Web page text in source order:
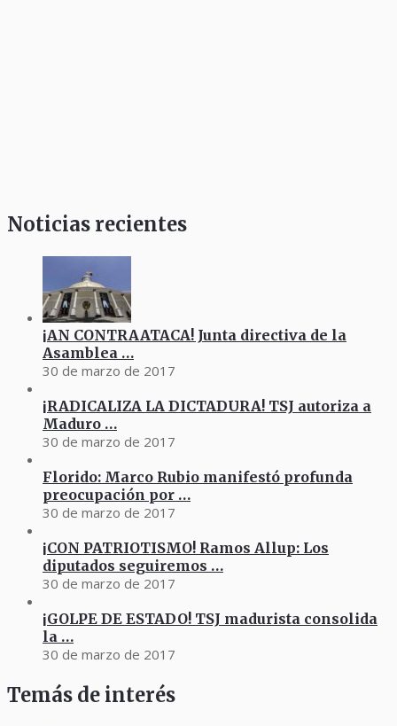
Noticias recientes
¡AN CONTRAATACA! Junta directiva de la
Asamblea …
30 de marzo de 2017
¡RADICALIZA LA DICTADURA! TSJ autoriza a
Maduro …
30 de marzo de 2017
Florido: Marco Rubio manifestó profunda
preocupación por …
30 de marzo de 2017
¡CON PATRIOTISMO! Ramos Allup: Los
diputados seguiremos …
30 de marzo de 2017
¡GOLPE DE ESTADO! TSJ madurista consolida
la …
30 de marzo de 2017
Temás de interés